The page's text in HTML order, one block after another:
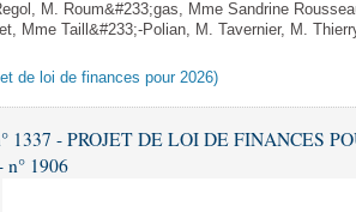
des lois
des lois
sociale
et orales
M. Roum&#233;gas, Mme Sandrine
Mme Taill&#233;-Polian, M. Tavernier, M.
de loi de finances pour 2026)
1337 - PROJET DE LOI DE FINANCES
n° 1906